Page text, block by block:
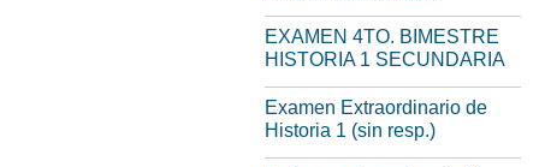
EXAMEN 4TO. BIMESTRE
HISTORIA 1 SECUNDARIA
Examen Extraordinario de
Historia 1 (sin resp.)